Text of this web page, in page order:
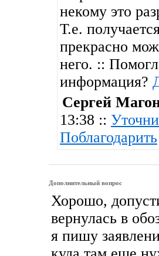
некому это
Т.е.
прекрасно
него. ::
информация?
Сергей
13:38 ::
Поблагодарить
Дополнительный вопрос
Хорошо,
вернулась в
я пишу